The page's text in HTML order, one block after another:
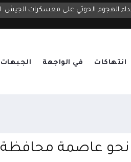
انتهاكات في الواجهة الجبهات
نحو عاصمة محافظة